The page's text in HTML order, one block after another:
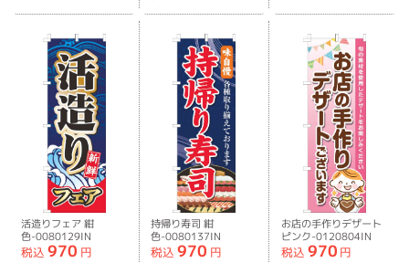
活造りフェア 紺
色-0080129IN
税込 970 円
持帰り寿司 紺
色-0080137IN
税込 970 円
お店の手作りデザート
ピンク-0120804IN
税込 970 円